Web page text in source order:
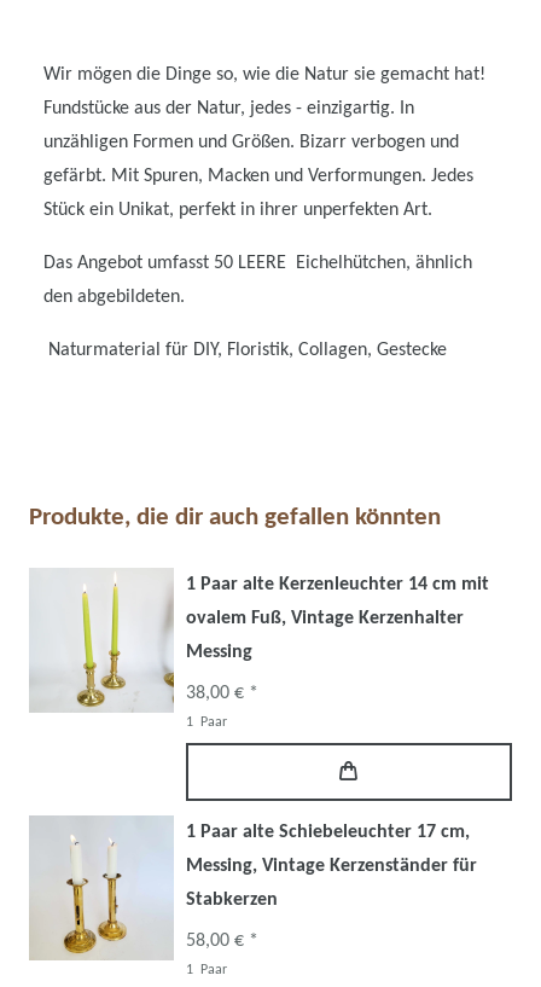
Wir mögen die Dinge so, wie die Natur sie gemacht hat!
Fundstücke aus der Natur, jedes - einzigartig. In
unzähligen Formen und Größen. Bizarr verbogen und
gefärbt. Mit Spuren, Macken und Verformungen. Jedes
Stück ein Unikat, perfekt in ihrer unperfekten Art.
Das Angebot umfasst 50 LEERE Eichelhütchen, ähnlich
den abgebildeten.
Naturmaterial für DIY, Floristik, Collagen, Gestecke
Produkte, die dir auch gefallen könnten
1 Paar alte Kerzenleuchter 14 cm mit
ovalem Fuß, Vintage Kerzenhalter
Messing
38,00 € *
1 Paar
1 Paar alte Schiebeleuchter 17 cm,
Messing, Vintage Kerzenständer für
Stabkerzen
58,00 € *
1 Paar